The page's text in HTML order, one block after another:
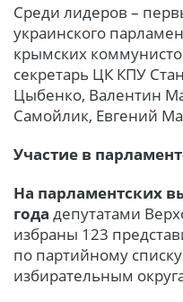
Среди лидеров –
украинского
крымских
секретарь ЦК КПУ
Цыбенко, Валентин
Самойлик, Евгений
Участие в
На парламентских
года депутатами
избраны 123
по партийному
избирательным